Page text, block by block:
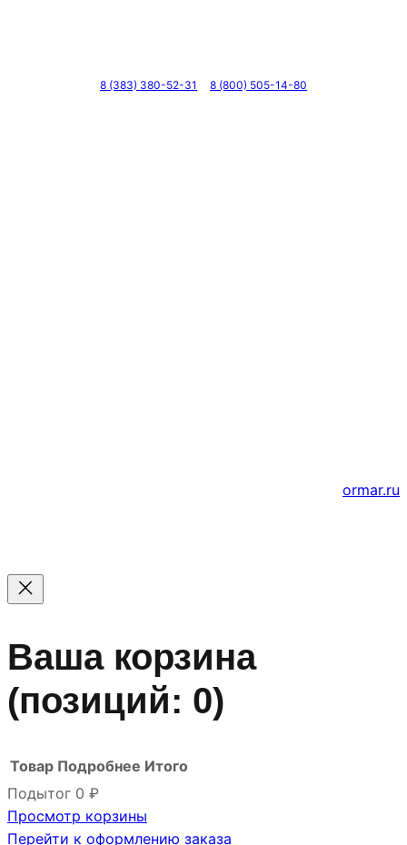
8 (383) 380-52-31 8 (800) 505-14-80
ormar.ru
Ваша корзина
(позиций: 0)
Товары
Товар Подробнее Итого
Подытог 0 ₽
Просмотр корзины
Перейти к оформлению заказа